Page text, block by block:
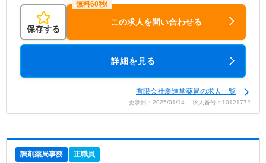
保存する
この求人を問い合わせる
詳細を見る
有限会社愛進堂薬局の求人一覧
更新日：2025/01/14 求人番号：10121772
調剤薬局事務 正職員